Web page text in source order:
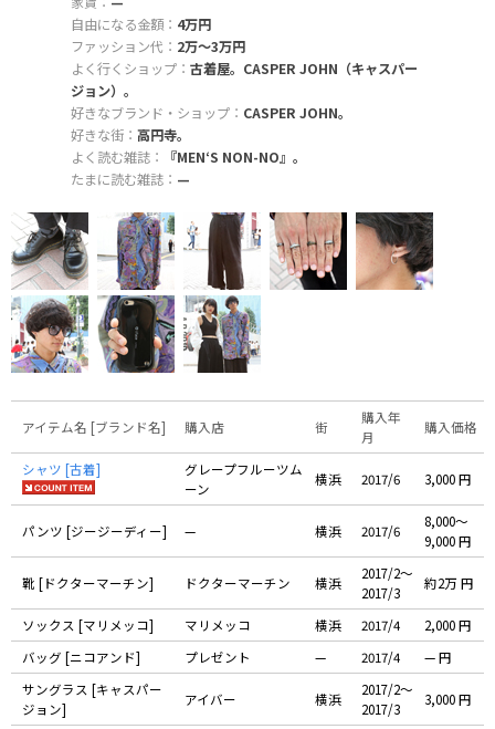
自由になる金額： 4万円
ファッション代： 2万〜3万円
よく行くショップ： 古着屋。CASPER JOHN（キャスパー
ジョン）。
好きなブランド・ショップ： CASPER JOHN。
好きな街： 高円寺。
よく読む雑誌：
『MEN‘S NON-NO』。
たまに読む雑誌： —
アイテム名 [ブランド名] 購入店 街
購入年
月
購入価格
シャツ [古着]
グレープフルーツム
ーン
横浜 2017/6 3,000 円
パンツ [ジージーディー] — 横浜 2017/6
8,000〜
9,000 円
靴 [ドクターマーチン] ドクターマーチン 横浜
2017/2〜
2017/3
約2万 円
ソックス [マリメッコ] マリメッコ 横浜 2017/4
2,000 円
バッグ [ニコアンド]
プレゼント — 2017/4
— 円
サングラス [キャスパー
ジョン]
アイバー 横浜
2017/2〜
2017/3
3,000 円